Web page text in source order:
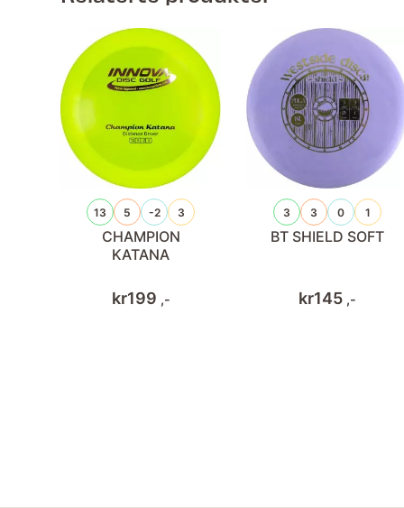
13 5 -2 3
CHAMPION
KATANA
kr199 ,-
3 3 0 1
BT SHIELD SOFT
kr145 ,-